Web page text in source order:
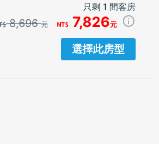
只剩 1 間客房
8,696元 7,826元
選擇此房型